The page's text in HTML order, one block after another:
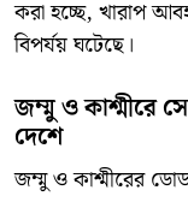
করা হচ্ছে, খারাপ
বিপর্যয় ঘটেছে।
জম্মু ও কাশ্মীরে
দেশে
জম্মু ও কাশ্মীরের